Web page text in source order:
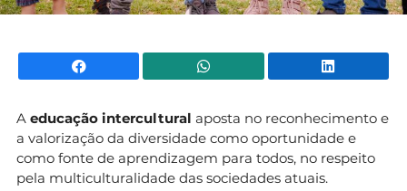
Facebook WhatsApp
A educação intercultural aposta no reconhecimento e
a valorização da diversidade como oportunidade e
como fonte de aprendizagem para todos, no respeito
pela multiculturalidade das sociedades atuais.